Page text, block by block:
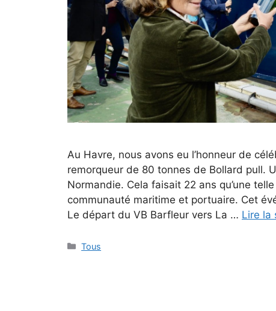
Au Havre, nous avons eu l’honneur de
remorqueur de 80 tonnes de Bollard pull.
Normandie. Cela faisait 22 ans qu’une
communauté maritime et portuaire. Cet
Le départ du VB Barfleur vers La … Lire la
Tous